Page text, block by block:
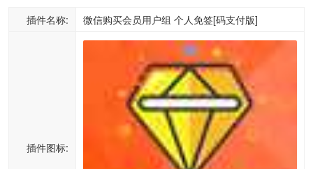
插件名称: 微信购买会员用户组 个人免签[码支付版]
插件图标: